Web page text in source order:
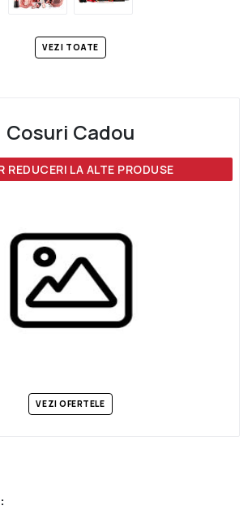
Cosuri Cadou
REDUCERI LA ALTE PRODUSE
VEZI OFERTELE
VEZI TOATE